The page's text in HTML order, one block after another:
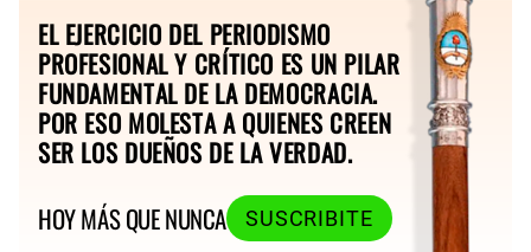
EL EJERCICIO DEL PERIODISMO
PROFESIONAL Y CRÍTICO ES UN PILAR
FUNDAMENTAL DE LA DEMOCRACIA.
POR ESO MOLESTA A QUIENES CREEN
SER LOS DUEÑOS DE LA VERDAD.
HOY MÁS QUE NUNCA
SUSCRIBITE